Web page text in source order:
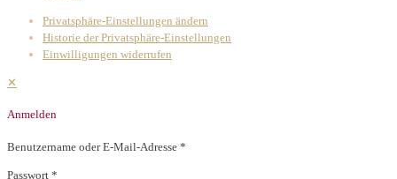
Privatsphäre-Einstellungen ändern
Historie der Privatsphäre-Einstellungen
Einwilligungen widerrufen
✕
Anmelden
Benutzername oder E-Mail-Adresse *
Passwort *